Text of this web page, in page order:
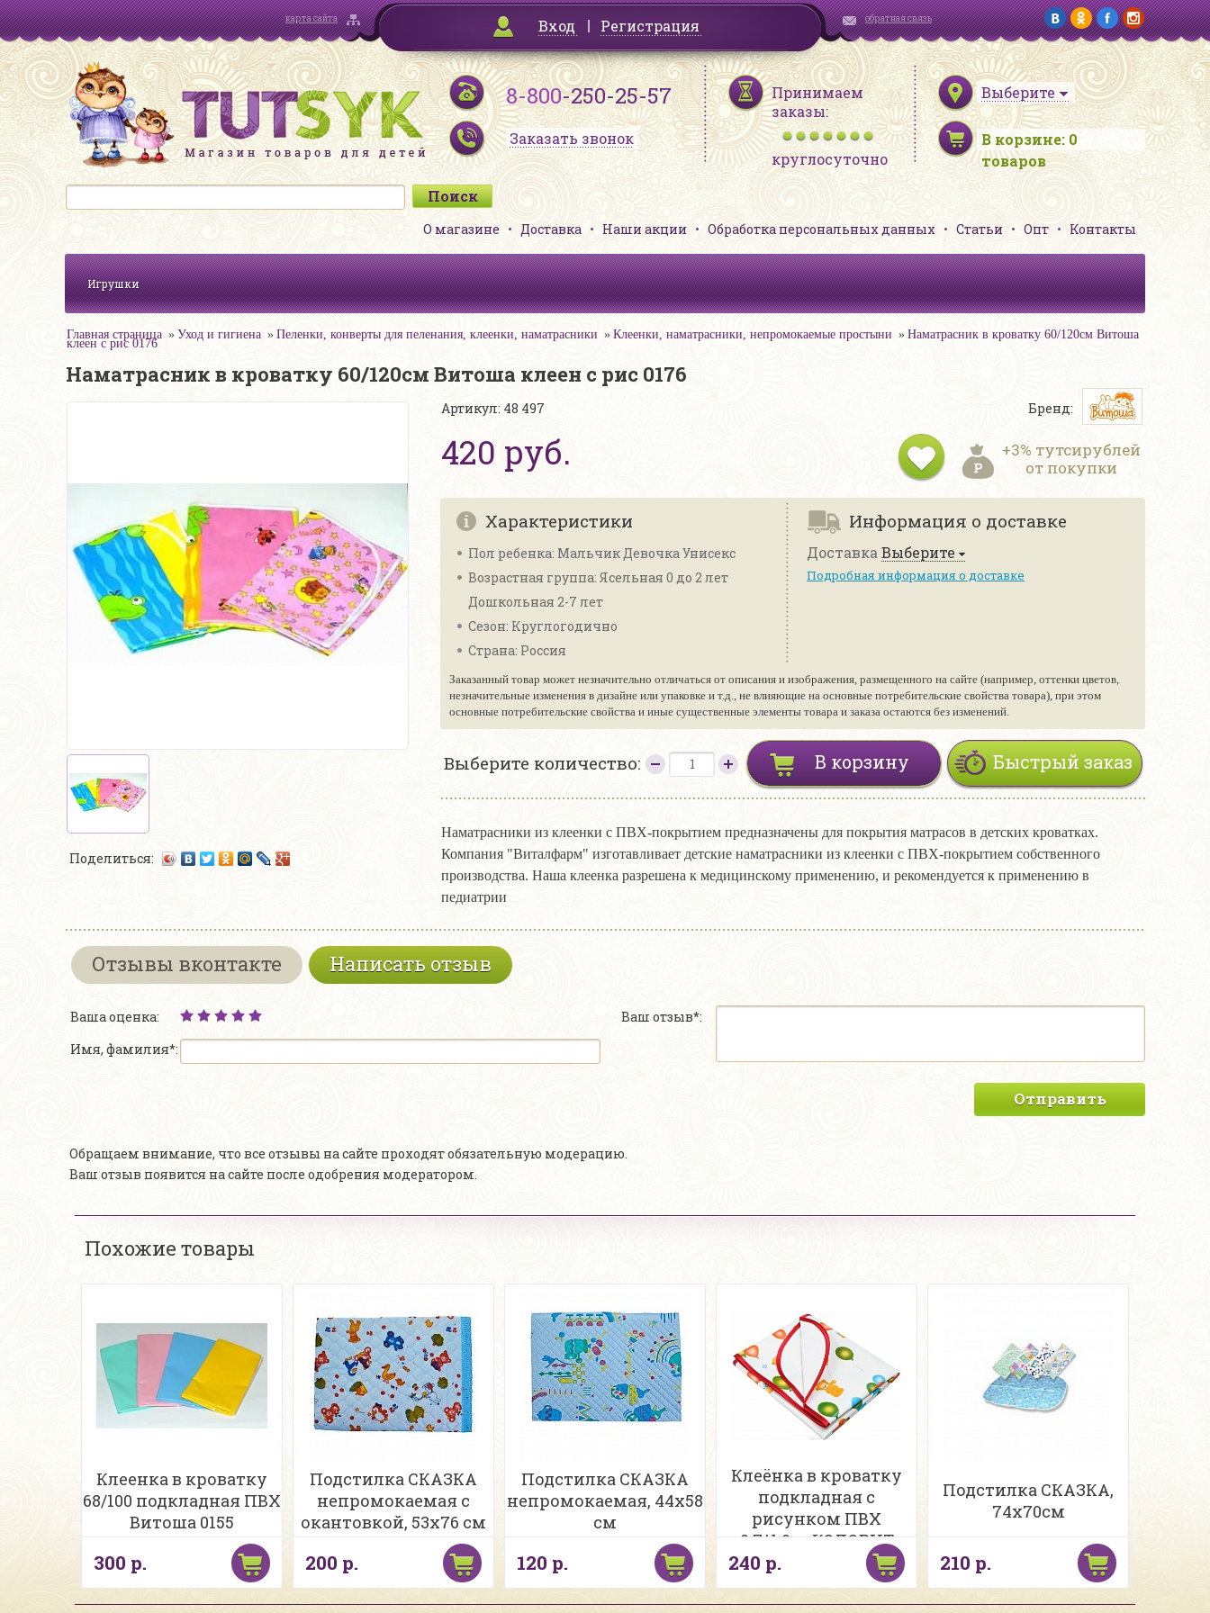
карта сайта Вход Регистрация обратная связь
8-800-250-25-57
Заказать звонок
Принимаем
заказы:
круглосуточно
Выберите
В корзине: 0
товаров
О магазине Доставка Наши акции Обработка персональных данных Статьи Опт Контакты
Игрушки
Главная страница Уход и гигиена Пеленки, конверты для пеленания, клеенки, наматрасники Клеенки, наматрасники, непромокаемые простыни Наматрасник в кроватку 60/120см Витоша
клеен с рис 0176
Наматрасник в кроватку 60/120см Витоша клеен с рис 0176
Поделиться:
Артикул: 48 497
420 руб.
Бренд:
+3% тутсирублей
от покупки
Характеристики
Пол ребенка: Мальчик Девочка Унисекс
Возрастная группа: Ясельная 0 до 2 лет
Дошкольная 2-7 лет
Сезон: Круглогодично
Страна: Россия
Информация о доставке
Доставка Выберите
Подробная информация о доставке
Заказанный товар может незначительно отличаться от описания и изображения, размещенного на сайте (например, оттенки цветов,
незначительные изменения в дизайне или упаковке и т.д., не влияющие на основные потребительские свойства товара), при этом
основные потребительские свойства и иные существенные элементы товара и заказа остаются без изменений.
Выберите количество: Быстрый заказ
В корзину
Наматрасники из клеенки с ПВХ-покрытием предназначены для покрытия матрасов в детских кроватках.
Компания "Виталфарм" изготавливает детские наматрасники из клеенки с ПВХ-покрытием собственного
производства. Наша клеенка разрешена к медицинскому применению, и рекомендуется к применению в
педиатрии
Отзывы вконтакте Написать отзыв
Ваша оценка:
Имя, фамилия*:
Ваш отзыв*:
Отправить
Обращаем внимание, что все отзывы на сайте проходят обязательную модерацию.
Ваш отзыв появится на сайте после одобрения модератором.
Похожие товары
Клеенка в кроватку
68/100 подкладная ПВХ
Витоша 0155
300 р.
Подстилка СКАЗКА
непромокаемая с
окантовкой, 53х76 см
200 р.
Подстилка СКАЗКА
непромокаемая, 44х58
см
120 р.
Клеёнка в кроватку
подкладная с
рисунком ПВХ
0,7*1,0м. КОЛОРИТ
240 р.
Подстилка СКАЗКА,
74х70см
210 р.